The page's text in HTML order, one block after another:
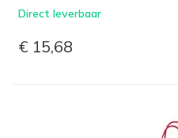
Direct leverbaar
€ 15,68